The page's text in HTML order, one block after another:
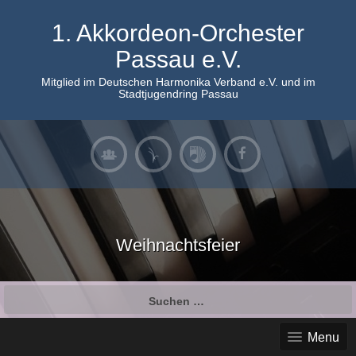
1. Akkordeon-Orchester
Passau e.V.
Mitglied im Deutschen Harmonika Verband e.V. und im
Stadtjugendring Passau
Weihnachtsfeier
Menu